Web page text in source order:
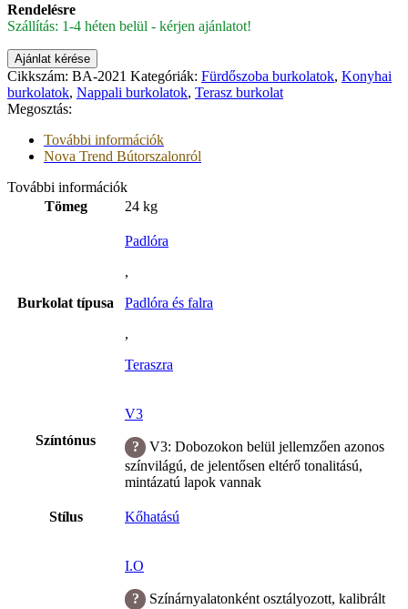
Rendelésre
Szállítás: 1-4 héten belül - kérjen ajánlatot!
Ajánlat kérése
Cikkszám: BA-2021 Kategóriák: Fürdőszoba burkolatok, Konyhai
burkolatok, Nappali burkolatok, Terasz burkolat
Megosztás:
További információk
Nova Trend Bútorszalonról
További információk
Tömeg
24 kg
Burkolat típusa
Padlóra
,
Padlóra és falra
,
Teraszra
Színtónus
V3
V3: Dobozokon belül jellemzően azonos
színvilágú, de jelentősen eltérő tonalitású,
mintázatú lapok vannak
Stílus Kőhatású
I.O
Színárnyalatonként osztályozott, kalibrált